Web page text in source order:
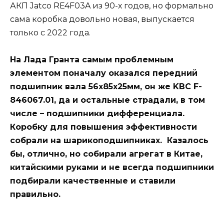
АКП Jatco RE4F03A из 90-х годов, но формально
сама коробка довольно новая, выпускается
только с 2022 года.
На Лада Гранта самым проблемным
элементом поначалу оказался передний
подшипник вала 56х85х25мм, он же KBC F-
846067.01, да и остальные страдали, в том
числе – подшипники дифференциала.
Коробку для повышения эффективности
собрали на шарикоподшипниках. Казалось
бы, отлично, но собирали агрегат в Китае,
китайскими руками и не всегда подшипники
подбирали качественные и ставили
правильно.